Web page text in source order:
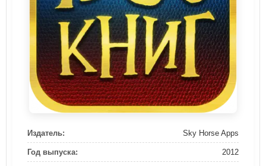
Издатель: Sky Horse Apps
Год выпуска: 2012